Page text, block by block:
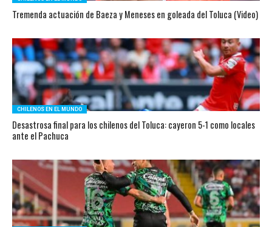
Tremenda actuación de Baeza y Meneses en goleada del Toluca (Video)
CHILENOS EN EL MUNDO
Desastrosa final para los chilenos del Toluca: cayeron 5-1 como locales
ante el Pachuca